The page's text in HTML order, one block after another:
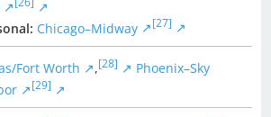
Chicago–Midway [27]
Fort Worth ,[28]
Phoenix–Sky
[29]